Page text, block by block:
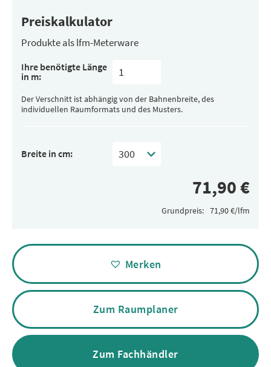
Preiskalkulator
Produkte als lfm-Meterware
Ihre benötigte Länge
in m:
Der Verschnitt ist abhängig von der Bahnenbreite, des
individuellen Raumformats und des Musters.
Breite in cm:
Grundpreis:
Alternative:
Merken
Zum Raumplaner
Zum Fachhändler